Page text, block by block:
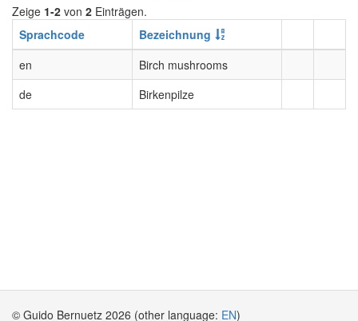
Zeige 1-2 von 2 Einträgen.
Sprachcode
Bezeichnung
en
Birch mushrooms
de
Birkenpilze
© Guido Bernuetz 2026 (other language: EN)